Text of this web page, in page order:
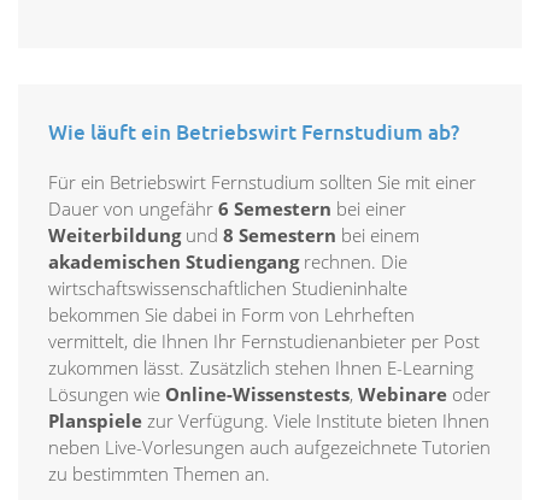
Wie läuft ein Betriebswirt Fernstudium ab?
Für ein Betriebswirt Fernstudium sollten Sie mit einer
Dauer von ungefähr 6 Semestern bei einer
Weiterbildungund 8 Semestern bei einem
akademischen Studiengangrechnen. Die
wirtschaftswissenschaftlichen Studieninhalte
bekommen Sie dabei in Form von Lehrheften
vermittelt, die Ihnen Ihr Fernstudienanbieter per Post
zukommen lässt. Zusätzlich stehen Ihnen E-Learning
Lösungen wie Online-Wissenstests, Webinare oder
Planspiele zur Verfügung. Viele Institute bieten Ihnen
neben Live-Vorlesungen auch aufgezeichnete Tutorien
zu bestimmten Themen an.